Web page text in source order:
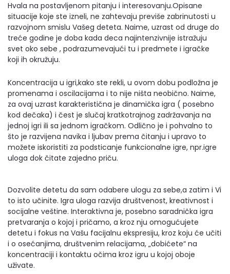
Hvala na postavljenom pitanju i interesovanju.Opisane
situacije koje ste izneli, ne zahtevaju previše zabrinutosti u
razvojnom smislu Vašeg deteta. Naime, uzrast od druge do
treće godine je doba kada deca najintenzivnije istražuju
svet oko sebe , podrazumevajući tu i predmete i igračke
koji ih okružuju.
Koncentracija u igri,kako ste rekli, u ovom dobu podložna je
promenama i oscilacijama i to nije ništa neobično. Naime,
za ovaj uzrast karakteristična je dinamička igra ( posebno
kod dečaka) i čest je slučaj kratkotrajnog zadržavanja na
jednoj igri ili sa jednom igračkom. Odlično je i pohvalno to
što je razvijena navika i ljubav prema čitanju i upravo to
možete iskoristiti za podsticanje funkcionalne igre, npr.igre
uloga dok čitate zajedno priču.
Dozvolite detetu da sam odabere ulogu za sebe,a zatim i Vi
to isto učinite. Igra uloga razvija društvenost, kreativnost i
socijalne veštine. Interaktivna je, posebno saradnička igra
pretvaranja o kojoj i pričamo, a kroz nju omogućujete
detetu i fokus na Vašu facijalnu ekspresiju, kroz koju će učiti
i o osećanjima, društvenim relacijama, „dobićete“ na
koncentraciji i kontaktu očima kroz igru u kojoj oboje
uživate.